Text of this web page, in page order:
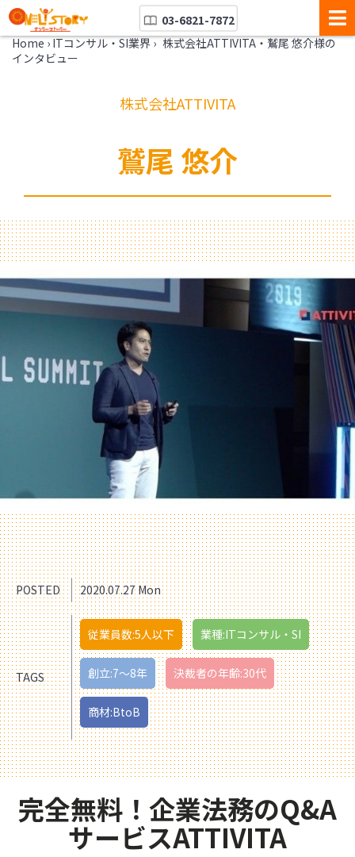
03-6821-7872
Home › ITコンサル・SI業界 › 株式会社ATTIVITA・鷲尾 悠介様の
インタビュー
株式会社ATTIVITA
鷲尾 悠介
POSTED 2020.07.27 Mon
TAGS
従業員数:5人以下 業種:ITコンサル・SI
創立:7〜8年 決裁者の年齢:30代
商材:BtoB
完全無料！企業法務のQ&A
サービスATTIVITA